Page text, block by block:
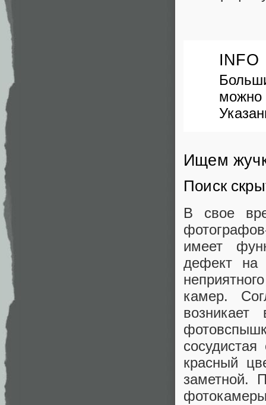
INFO
Ищем
Поиск
В свое
имеет
дефект на
камер.
возникает
красный
заметной.